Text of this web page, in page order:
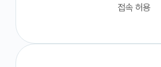
접속 허용